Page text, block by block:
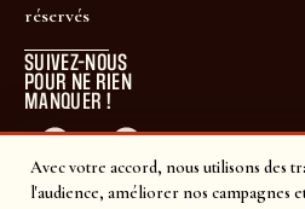
Avec votre accord, nous utilisons des
l'audience, améliorer nos campagnes
réservés
SUIVEZ-NOUS
POUR NE RIEN
MANQUER !